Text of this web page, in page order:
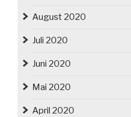
August 2020
Juli 2020
Juni 2020
Mai 2020
April 2020